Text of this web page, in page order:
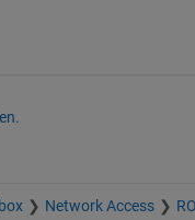
Network Access